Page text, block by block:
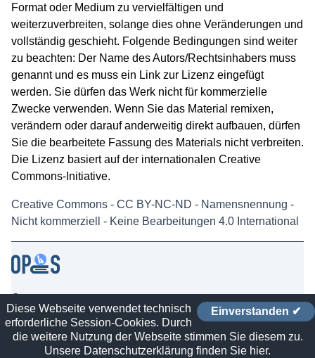
Format oder Medium zu vervielfältigen und
weiterzuverbreiten, solange dies ohne Veränderungen und
vollständig geschieht. Folgende Bedingungen sind weiter
zu beachten: Der Name des Autors/Rechtsinhabers muss
genannt und es muss ein Link zur Lizenz eingefügt
werden. Sie dürfen das Werk nicht für kommerzielle
Zwecke verwenden. Wenn Sie das Material remixen,
verändern oder darauf anderweitig direkt aufbauen, dürfen
Sie die bearbeitete Fassung des Materials nicht verbreiten.
Die Lizenz basiert auf der internationalen Creative
Commons-Initiative.
Creative Commons - CC BY-NC-ND - Namensnennung -
Nicht kommerziell - Keine Bearbeitungen 4.0 International
Contact
Imprint and Datasecure
Sitelinks
Einverstanden ✔
Diese Webseite verwendet technisch
erforderliche Session-Cookies. Durch
die weitere Nutzung der Webseite stimmen Sie diesem zu.
Unsere Datenschutzerklärung finden Sie hier.